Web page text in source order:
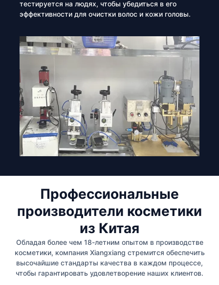
тестируется на людях, чтобы убедиться в его
эффективности для очистки волос и кожи головы.
Профессиональные
производители косметики
из Китая
Обладая более чем 18-летним опытом в производстве
косметики, компания Xiangxiang стремится обеспечить
высочайшие стандарты качества в каждом процессе,
чтобы гарантировать удовлетворение наших клиентов.